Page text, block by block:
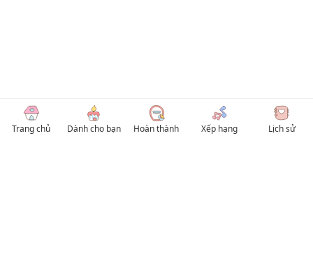
Trang chủ Dành cho bạn Hoàn thành Xếp hạng Lịch sử